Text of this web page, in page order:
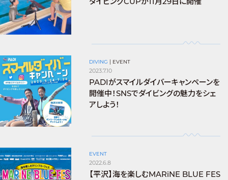
DIVING EVENT
2023.7.10
PADIがスマイルダイバーキャンペーンを
開催中！SNSでダイビングの魅力をシェ
アしよう！
EVENT
2022.6.8
【平沢】海を楽しむMARiNE BLUE FES